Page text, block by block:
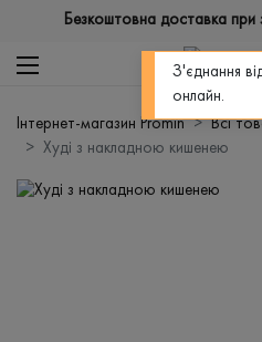
Безкоштовна доставка при
Інтернет-магазин Promin
Всі
Худі з накладною кишенею
З'єднання
онлайн.